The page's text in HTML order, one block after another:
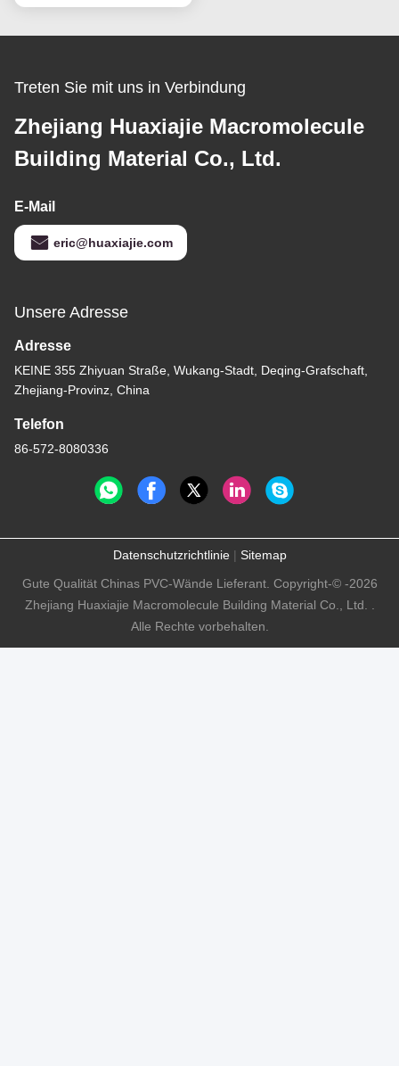
Treten Sie mit uns in Verbindung
Zhejiang Huaxiajie Macromolecule
Building Material Co., Ltd.
E-Mail
eric@huaxiajie.com
Unsere Adresse
Adresse
KEINE 355 Zhiyuan Straße, Wukang-Stadt, Deqing-Grafschaft,
Zhejiang-Provinz, China
Telefon
86-572-8080336
Datenschutzrichtlinie| Sitemap
Gute Qualität Chinas PVC-Wände Lieferant. Copyright-© -2026
Zhejiang Huaxiajie Macromolecule Building Material Co., Ltd. .
Alle Rechte vorbehalten.